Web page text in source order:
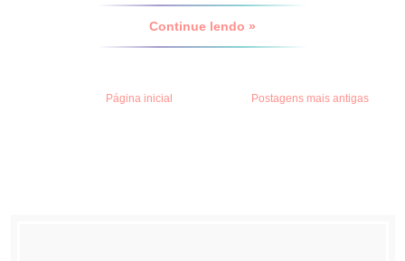
Continue lendo »
Postagens mais antigas
Página inicial